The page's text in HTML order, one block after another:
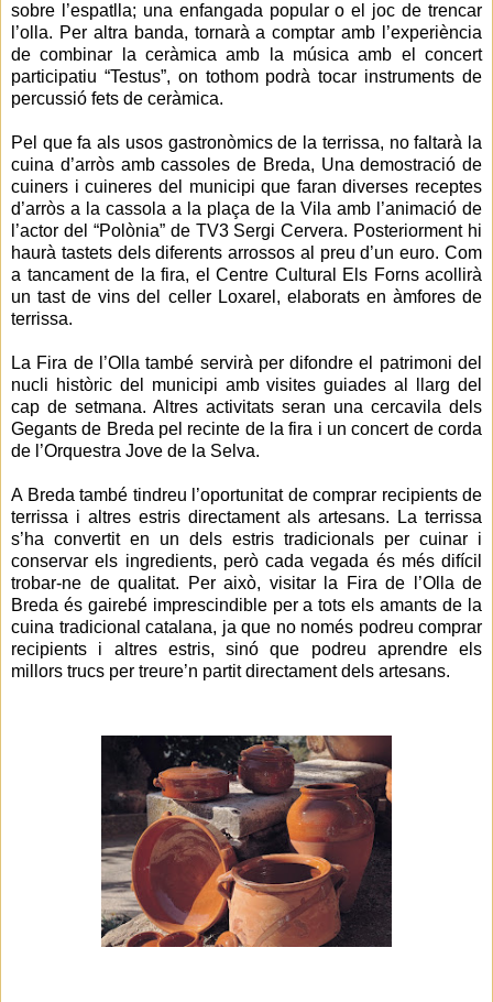
sobre l’espatlla; una enfangada popular o el joc de trencar
l’olla. Per altra banda, tornarà a comptar amb l’experiència
de combinar la ceràmica amb la música amb el concert
participatiu “Testus”, on tothom podrà tocar instruments de
percussió fets de ceràmica.
Pel que fa als usos gastronòmics de la terrissa, no faltarà la
cuina d’arròs amb cassoles de Breda, Una demostració de
cuiners i cuineres del municipi que faran diverses receptes
d’arròs a la cassola a la plaça de la Vila amb l’animació de
l’actor del “Polònia” de TV3 Sergi Cervera. Posteriorment hi
haurà tastets dels diferents arrossos al preu d’un euro. Com
a tancament de la fira, el Centre Cultural Els Forns acollirà
un tast de vins del celler Loxarel, elaborats en àmfores de
terrissa.
La Fira de l’Olla també servirà per difondre el patrimoni del
nucli històric del municipi amb visites guiades al llarg del
cap de setmana. Altres activitats seran una cercavila dels
Gegants de Breda pel recinte de la fira i un concert de corda
de l’Orquestra Jove de la Selva.
A Breda també tindreu l’oportunitat de comprar recipients de
terrissa i altres estris directament als artesans. La terrissa
s’ha convertit en un dels estris tradicionals per cuinar i
conservar els ingredients, però cada vegada és més difícil
trobar-ne de qualitat. Per això, visitar la Fira de l’Olla de
Breda és gairebé imprescindible per a tots els amants de la
cuina tradicional catalana, ja que no només podreu comprar
recipients i altres estris, sinó que podreu aprendre els
millors trucs per treure’n partit directament dels artesans.